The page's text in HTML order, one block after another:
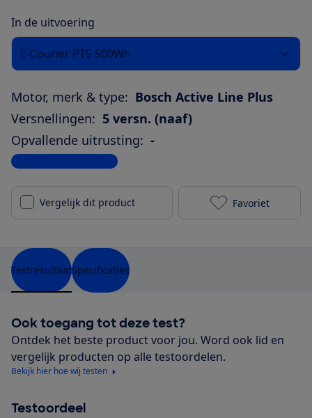
In de uitvoering
E-Courier PT5 500Wh
Motor, merk & type: Bosch Active Line Plus
Versnellingen: 5 versn. (naaf)
Opvallende uitrusting: -
Bekijk alle specificaties
Vergelijk dit product Stevens E-
Favoriet
TestresultaatSpecificaties
Ook toegang tot deze test?
Ontdek het beste product voor jou. Word ook lid en
vergelijk producten op alle testoordelen.
Bekijk hier hoe wij testen
Testoordeel